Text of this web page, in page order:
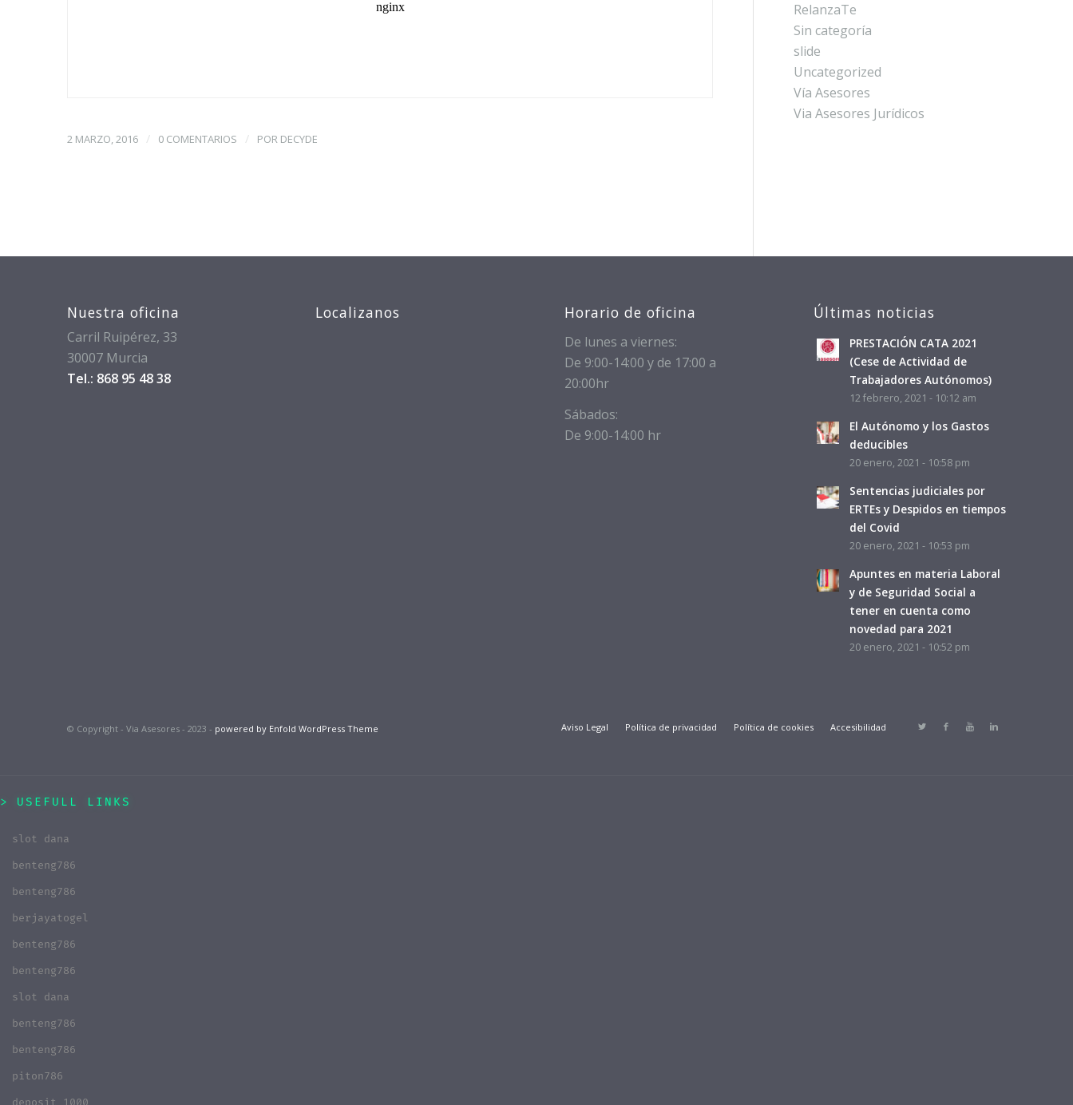
2 MARZO, 2016 / 0 COMENTARIOS / POR DECYDE
RelanzaTe
Sin categoría
slide
Uncategorized
Vía Asesores
Via Asesores Jurídicos
Nuestra oficina
Carril Ruipérez, 33
30007 Murcia
Tel.: 868 95 48 38
Localizanos Horario de oficina
De lunes a viernes:
De 9:00-14:00 y de 17:00 a
20:00hr
Sábados:
De 9:00-14:00 hr
Últimas noticias
PRESTACIÓN CATA 2021
(Cese de Actividad de
Trabajadores Autónomos)
12 febrero, 2021 - 10:12 am
El Autónomo y los Gastos
deducibles
20 enero, 2021 - 10:58 pm
Sentencias judiciales por
ERTEs y Despidos en tiempos
del Covid
20 enero, 2021 - 10:53 pm
Apuntes en materia Laboral
y de Seguridad Social a
tener en cuenta como
novedad para 2021
20 enero, 2021 - 10:52 pm
© Copyright - Via Asesores - 2023 - powered by Enfold WordPress Theme Aviso Legal Política de privacidad Política de cookies Accesibilidad
USEFULL LINKS
slot dana
benteng786
benteng786
berjayatogel
benteng786
benteng786
slot dana
benteng786
benteng786
piton786